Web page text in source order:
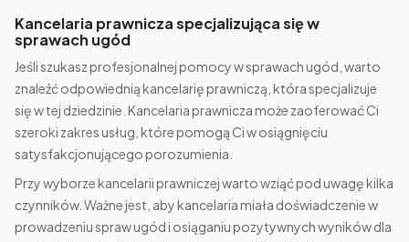
Kancelaria prawnicza specjalizująca się w
sprawach ugód
Jeśli szukasz profesjonalnej pomocy w sprawach ugód, warto
znaleźć odpowiednią kancelarię prawniczą, która specjalizuje
się w tej dziedzinie. Kancelaria prawnicza może zaoferować Ci
szeroki zakres usług, które pomogą Ci w osiągnięciu
satysfakcjonującego porozumienia.
Przy wyborze kancelarii prawniczej warto wziąć pod uwagę kilka
czynników. Ważne jest, aby kancelaria miała doświadczenie w
prowadzeniu spraw ugód i osiąganiu pozytywnych wyników dla